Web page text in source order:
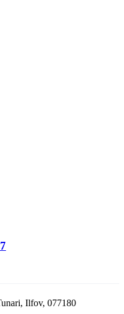
Ilfov, 077180